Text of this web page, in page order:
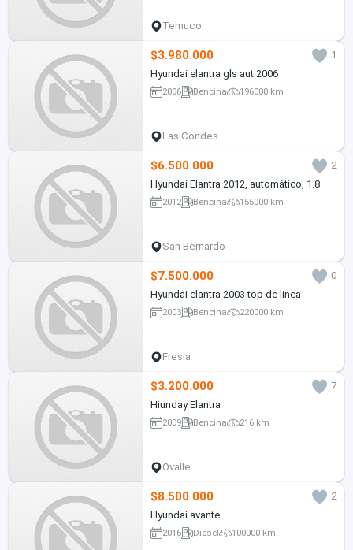
Temuco
$3.980.000
1
Hyundai elantra gls aut 2006
2006 Bencina 196000 km
Las Condes
$6.500.000
2
Hyundai Elantra 2012, automático, 1.8
2012 Bencina 155000 km
San Bernardo
$7.500.000
0
Hyundai elantra 2003 top de linea
2003 Bencina 220000 km
Fresia
$3.200.000
7
Hiunday Elantra
2009 Bencina 216 km
Ovalle
$8.500.000
2
Hyundai avante
2016 Diesel 100000 km